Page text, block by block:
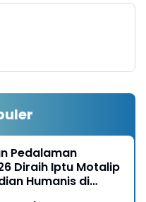
Pedalaman
Diraih Iptu Motalip
Humanis di